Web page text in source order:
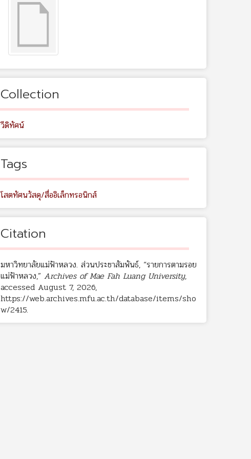
Collection
วีดิทัศน์
Tags
โสตทัศนวัสดุ/สื่ออิเล็กทรอนิกส์
Citation
มหาวิทยาลัยแม่ฟ้าหลวง. ส่วนประชาสัมพันธ์, “รายการตามรอย
แม่ฟ้าหลวง,” Archives of Mae Fah Luang University,
accessed August 7, 2026,
https://web.archives.mfu.ac.th/database/items/sho
w/2415.